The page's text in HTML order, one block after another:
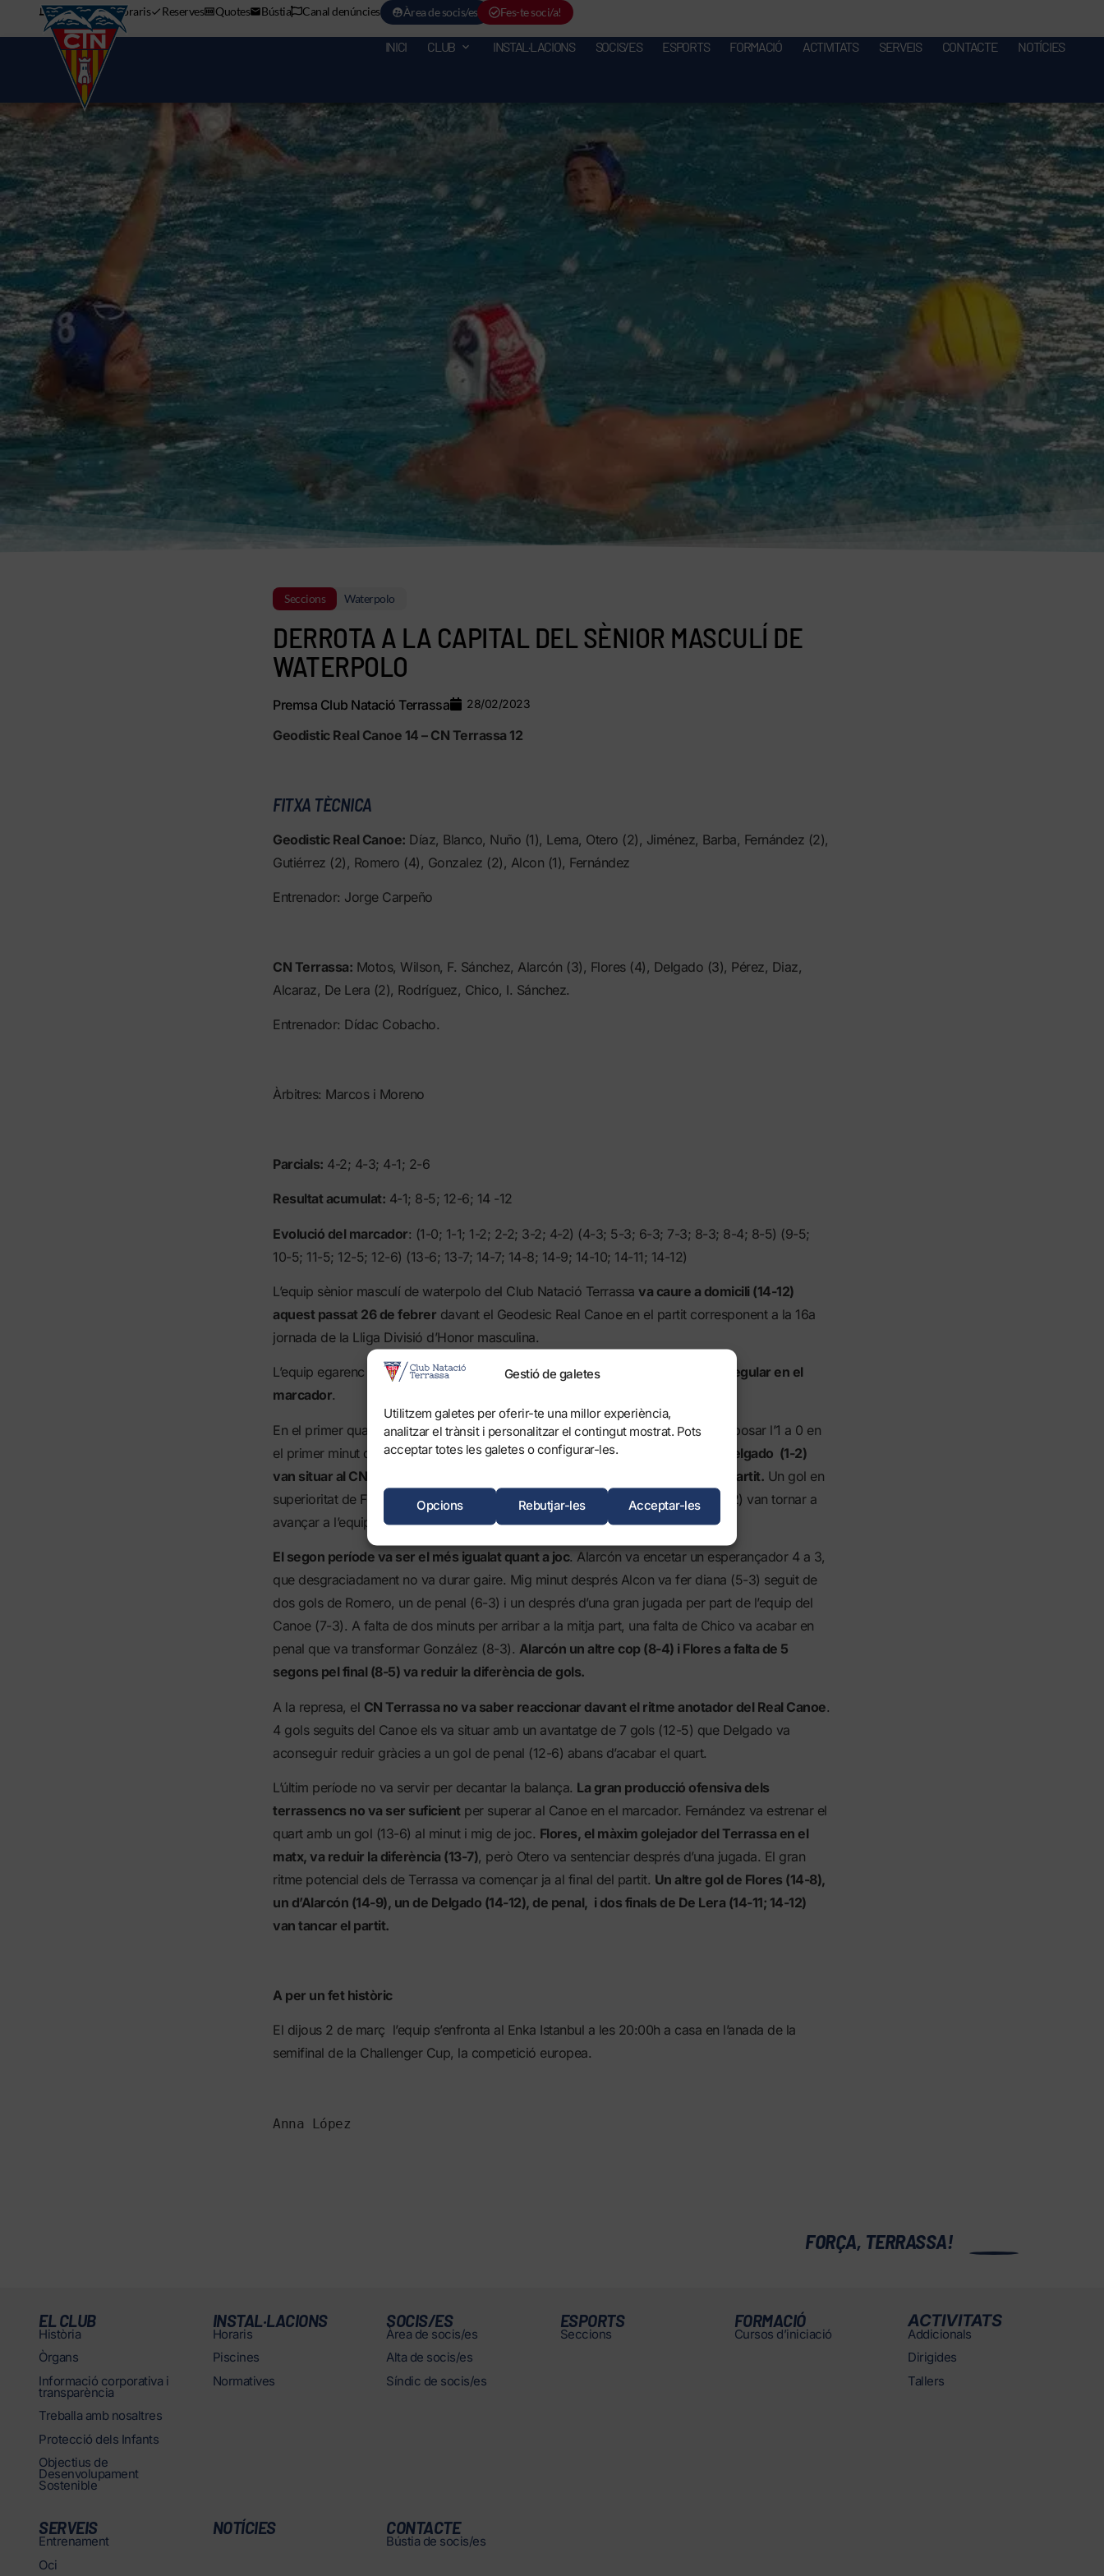
Gestió de galetes
Utilitzem galetes per oferir-te una millor experiència,
analitzar el trànsit i personalitzar el contingut mostrat. Pots
acceptar totes les galetes o configurar-les.
Acceptar-les
Rebutjar-les
Opcions
APP mòbil Horaris Reserves Quotes Bústia Canal denúncies Àrea de socis/es Fes-te soci/a!
INICI CLUB INSTAL·LACIONS SOCIS/ES ESPORTS FORMACIÓ ACTIVITATS SERVEIS CONTACTE NOTÍCIES
Seccions Waterpolo
DERROTA A LA CAPITAL DEL SÈNIOR MASCULÍ DE
WATERPOLO
Premsa Club Natació Terrassa 28/02/2023
Geodistic Real Canoe 14 – CN Terrassa 12
FITXA TÈCNICA
Geodistic Real Canoe: Díaz, Blanco, Nuño (1), Lema, Otero (2), Jiménez, Barba, Fernández (2),
Gutiérrez (2), Romero (4), Gonzalez (2), Alcon (1), Fernández
Entrenador: Jorge Carpeño
CN Terrassa: Motos, Wilson, F. Sánchez, Alarcón (3), Flores (4), Delgado (3), Pérez, Diaz,
Alcaraz, De Lera (2), Rodríguez, Chico, I. Sánchez.
Entrenador: Dídac Cobacho.
Àrbitres: Marcos i Moreno
Parcials: 4-2; 4-3; 4-1; 2-6
Resultat acumulat: 4-1; 8-5; 12-6; 14 -12
Evolució del marcador: (1-0; 1-1; 1-2; 2-2; 3-2; 4-2) (4-3; 5-3; 6-3; 7-3; 8-3; 8-4; 8-5) (9-5;
10-5; 11-5; 12-5; 12-6) (13-6; 13-7; 14-7; 14-8; 14-9; 14-10; 14-11; 14-12)
L’equip sènior masculí de waterpolo del Club Natació Terrassa va caure a domicili (14-12)
aquest passat 26 de febrer davant el Geodesic Real Canoe en el partit corresponent a la 16a
jornada de la Lliga Divisió d’Honor masculina.
L’equip egarenc va ser derrotat amb una diferència de 2 gols en
un partit poc regular en el
marcador.
En el primer quart l’equip madrileny va avançar-se en el marcador. Romero va posar l’1 a 0 en
el primer minut de joc. I no va ser finsdos minuts més tard que Flores (1-1) i Delgado (1-2)
van situar al CN Terrassa per davant en l’electrònic, l’única vegada en tot el partit. Un gol en
superioritat de Fernández (2-2) i dues dianes més de Gutierrez (3-2) i Nuño (4-2) van tornar a
avançar a l’equip madrileny.
El segon període va ser el més igualat quant a joc. Alarcón va encetar un esperançador 4 a 3,
que desgraciadament no va durar gaire. Mig minut després Alcon va fer diana (5-3) seguit de
dos gols de Romero, un de penal (6-3) i un després d’una gran jugada per part de l’equip del
Canoe (7-3). A falta de dos minuts per arribar a la mitja part, una falta de Chico va acabar en
penal que va transformar González (8-3). Alarcón un altre cop (8-4) i Flores a falta de 5
segons pel final (8-5) va reduir la diferència de gols.
A la represa, el CN Terrassa no va saber reaccionar davant el ritme anotador del Real Canoe.
4 gols seguits del Canoe els va situar amb un avantatge de 7 gols (12-5) que Delgado va
aconseguir reduir gràcies a un gol de penal (12-6) abans d’acabar el quart.
L’últim període no va servir per decantar la balança. La gran producció ofensiva dels
terrassencs no va ser suficientper superar al Canoe en el marcador. Fernández va estrenar el
quart amb un gol (13-6) al minut i mig de joc. Flores, el màxim golejador del Terrassa en el
matx, va reduir la diferència (13-7), però Otero va sentenciar després d’una jugada. El gran
ritme potencial dels de Terrassa va començar ja al final del partit. Un altre gol de Flores (14-8),
un d’Alarcón (14-9), un de Delgado (14-12), de penal, i dos finals de De Lera (14-11; 14-12)
van tancar el partit.
A per un fet històric
El dijous 2 de març l’equip s’enfronta al Enka Istanbul a les 20:00h a casa en l’anada de la
semifinal de la Challenger Cup, la competició europea.
Anna López
FORÇA, TERRASSA!
EL CLUB
Història
Òrgans
Informació corporativa i
transparència
Treballa amb nosaltres
Protecció dels Infants
Objectius de
Desenvolupament
Sostenible
INSTAL·LACIONS
Horaris
Piscines
Normatives
SOCIS/ES
Àrea de socis/es
Alta de socis/es
Síndic de socis/es
ESPORTS
Seccions
FORMACIÓ
Cursos d’iniciació
ACTIVITATS
Addicionals
Dirigides
Tallers
SERVEIS
Entrenament
Oci
NOTÍCIES CONTACTE
Bústia de socis/es